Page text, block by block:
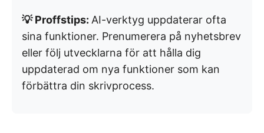
💡 Proffstips: AI-verktyg uppdaterar ofta
sina funktioner. Prenumerera på nyhetsbrev
eller följ utvecklarna för att hålla dig
uppdaterad om nya funktioner som kan
förbättra din skrivprocess.